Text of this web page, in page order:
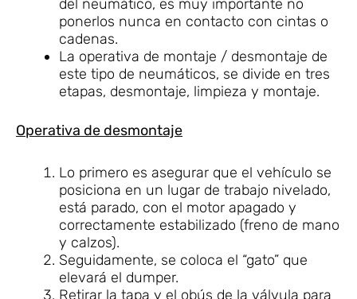
del neumático, es muy importante no
ponerlos nunca en contacto con cintas o
cadenas.
La operativa de montaje / desmontaje de
este tipo de neumáticos, se divide en tres
etapas, desmontaje, limpieza y montaje.
Operativa de desmontaje
Lo primero es asegurar que el vehículo se
posiciona en un lugar de trabajo nivelado,
está parado, con el motor apagado y
correctamente estabilizado (freno de mano
y calzos).
Seguidamente, se coloca el “gato” que
elevará el dumper.
Retirar la tapa y el obús de la válvula para